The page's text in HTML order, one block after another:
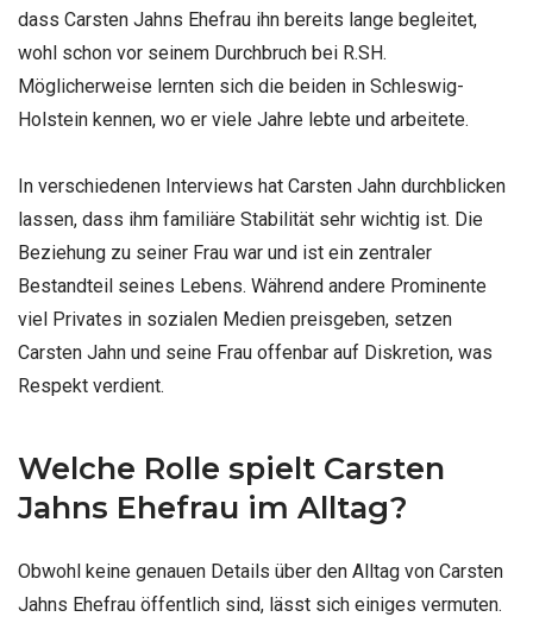
dass Carsten Jahns Ehefrau ihn bereits lange begleitet,
wohl schon vor seinem Durchbruch bei R.SH.
Möglicherweise lernten sich die beiden in Schleswig-
Holstein kennen, wo er viele Jahre lebte und arbeitete.
In verschiedenen Interviews hat Carsten Jahn durchblicken
lassen, dass ihm familiäre Stabilität sehr wichtig ist. Die
Beziehung zu seiner Frau war und ist ein zentraler
Bestandteil seines Lebens. Während andere Prominente
viel Privates in sozialen Medien preisgeben, setzen
Carsten Jahn und seine Frau offenbar auf Diskretion, was
Respekt verdient.
Welche Rolle spielt Carsten
Jahns Ehefrau im Alltag?
Obwohl keine genauen Details über den Alltag von Carsten
Jahns Ehefrau öffentlich sind, lässt sich einiges vermuten.